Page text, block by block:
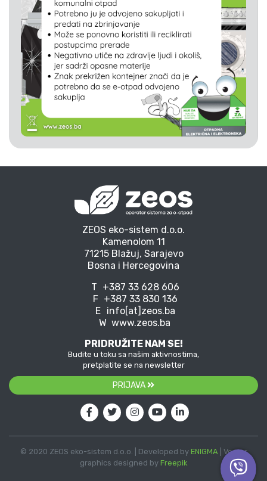
ZEOS eko-sistem d.o.o.
Kamenolom 11
71215 Blažuj, Sarajevo
Bosna i Hercegovina
T +387 33 628 606
F +387 33 830 136
E info[at]zeos.ba
W www.zeos.ba
PRIDRUŽITE NAM SE!
Budite u toku sa našim aktivnostima,
pretplatite se na newsletter
PRIJAVA
© 2020 ZEOS eko-sistem d.o.o. | Developed by ENIGMA | Vector
graphics designed by Freepik